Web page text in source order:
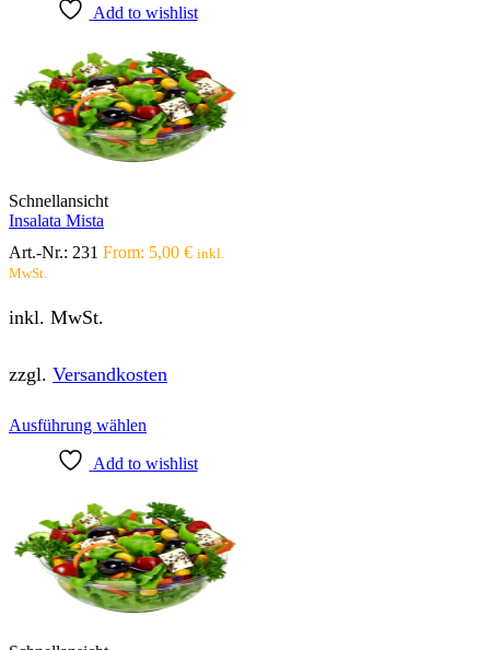
weist
Varianten
auf.
Die
Optionen
können
auf
Add to wishlist
Schnellansicht
Insalata Mista
Art.-Nr.: 231 From: 5,00 € inkl.
MwSt.
inkl. MwSt.
zzgl. Versandkosten
Ausführung wählen
weist
Varianten
auf.
Die
Optionen
können
auf
Add to wishlist